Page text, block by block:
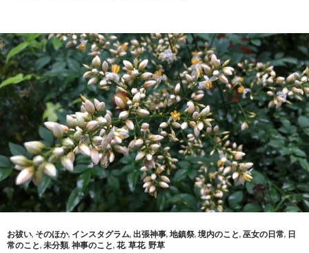
お祓い, そのほか, インスタグラム, 出張神事, 地鎮祭, 境内のこと, 巫女の日常, 日
常のこと, 未分類, 神事のこと, 花, 草花, 野草